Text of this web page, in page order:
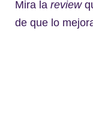
Mira la review
de que lo